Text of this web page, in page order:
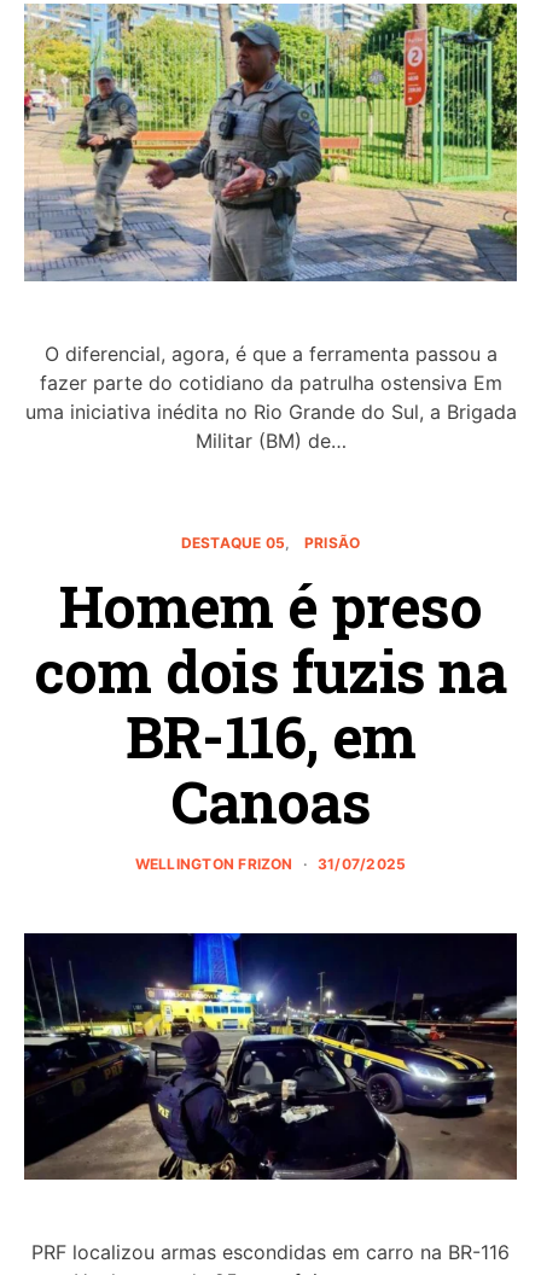
O diferencial, agora, é que a ferramenta passou a
fazer parte do cotidiano da patrulha ostensiva Em
uma iniciativa inédita no Rio Grande do Sul, a Brigada
Militar (BM) de…
DESTAQUE 05 PRISÃO
Homem é preso
com dois fuzis na
BR-116, em
Canoas
WELLINGTON FRIZON 31/07/2025
PRF localizou armas escondidas em carro na BR-116